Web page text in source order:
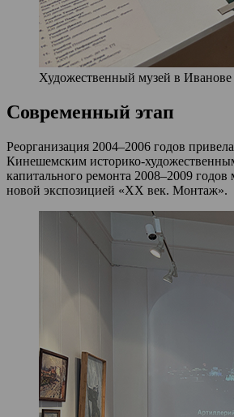
Художественный музей в
Современный этап
Реорганизация 2004–2006 годов
Кинешемским историко-
капитального ремонта 2008–2009 годов
новой экспозицией «ХХ век. Монтаж».